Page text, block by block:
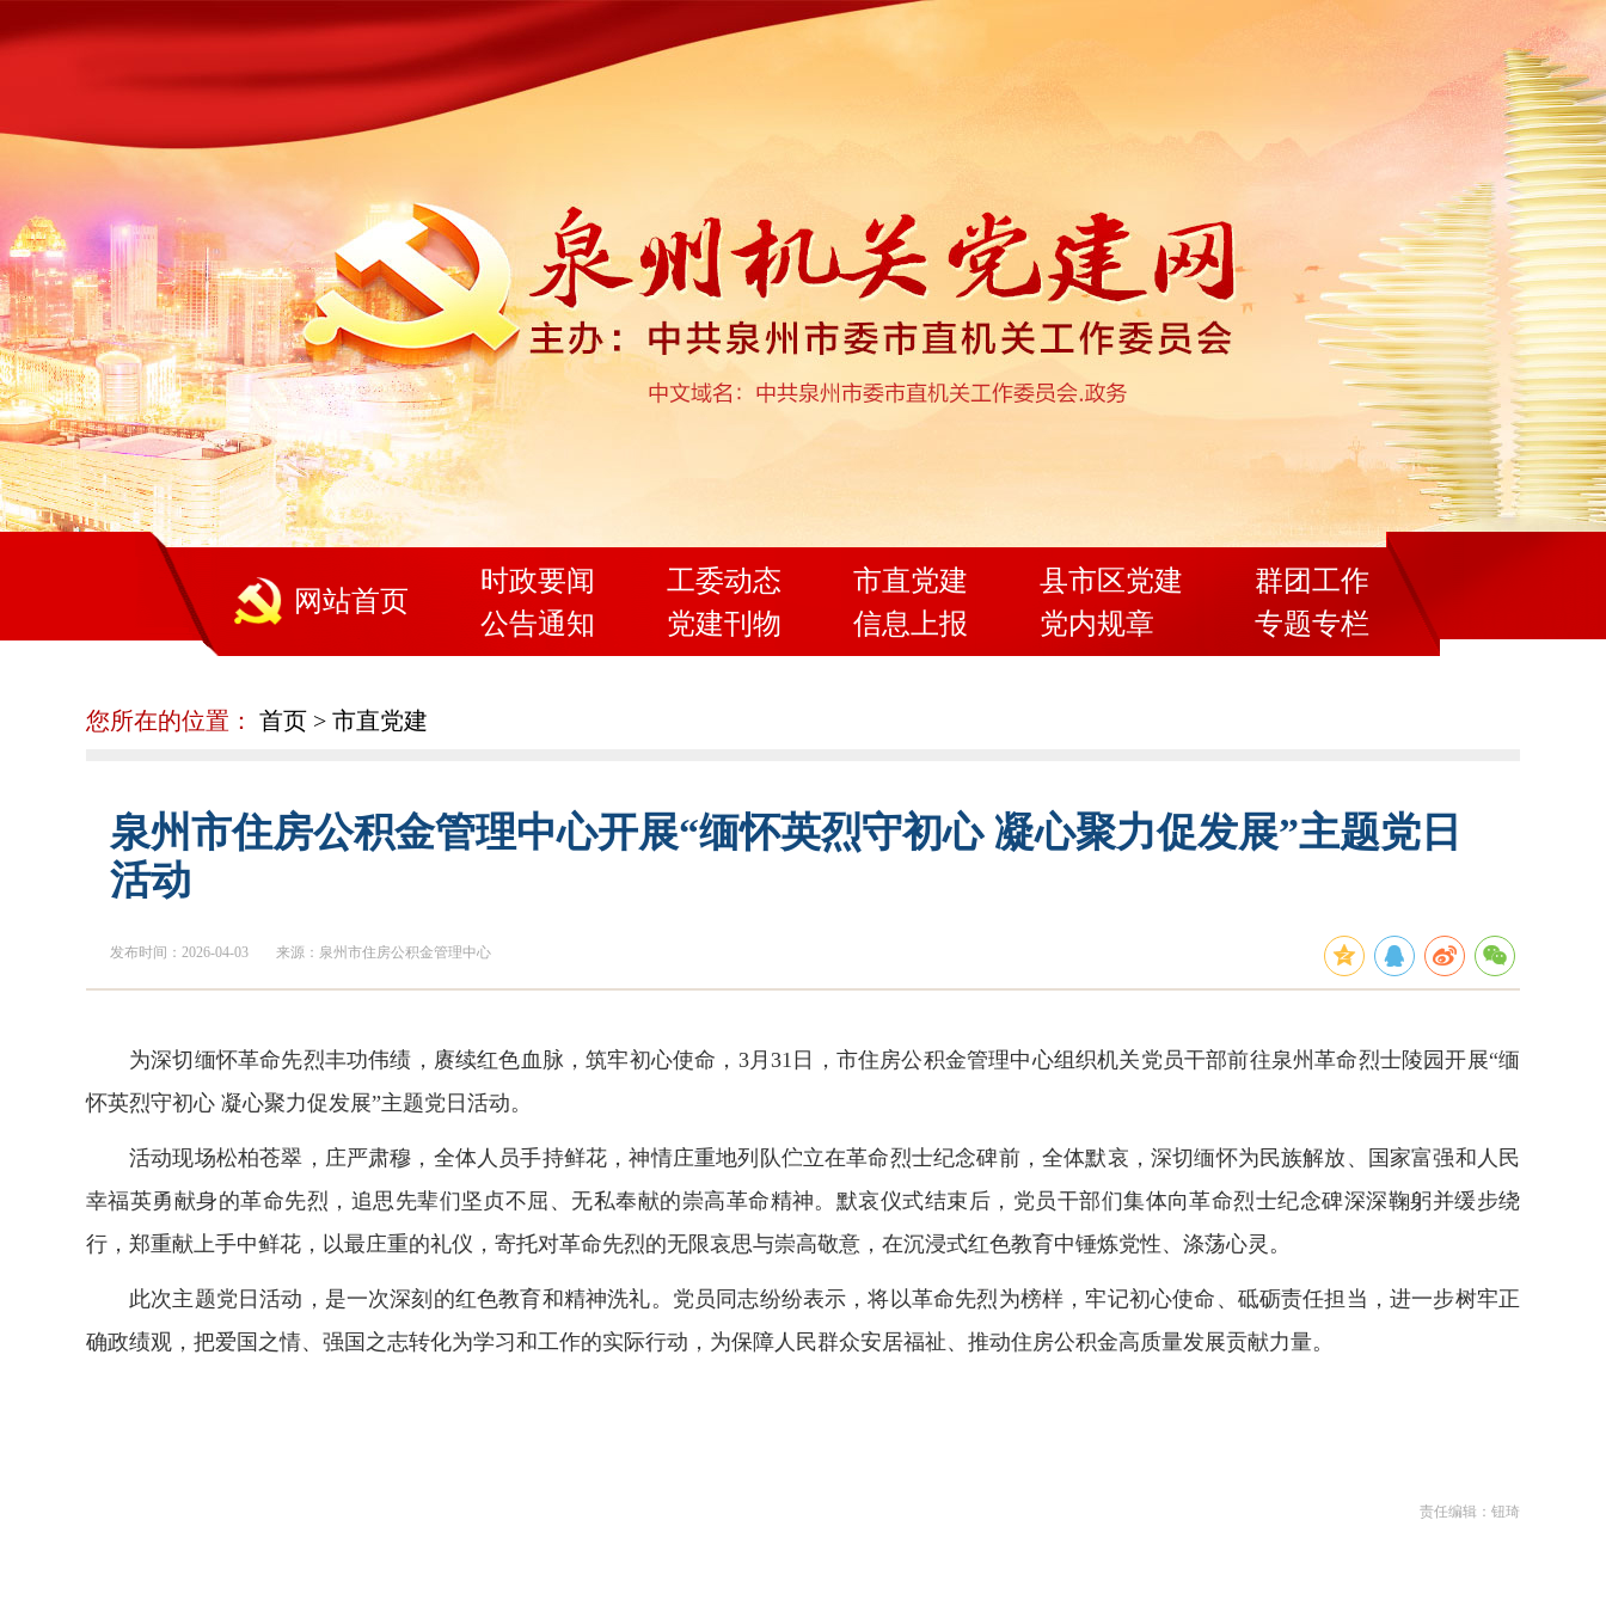
网站首页
时政要闻
公告通知
工委动态
党建刊物
市直党建
信息上报
县市区党建
党内规章
群团工作
专题专栏
您所在的位置： 首页 > 市直党建
泉州市住房公积金管理中心开展“缅怀英烈守初心 凝心聚力促发展”主题党日
活动
发布时间：2026-04-03 来源：泉州市住房公积金管理中心
为深切缅怀革命先烈丰功伟绩，赓续红色血脉，筑牢初心使命，3月31日，市住房公积金管理中心组织机关党员干部前往泉州革命烈士陵园开展“缅
怀英烈守初心 凝心聚力促发展”主题党日活动。
活动现场松柏苍翠，庄严肃穆，全体人员手持鲜花，神情庄重地列队伫立在革命烈士纪念碑前，全体默哀，深切缅怀为民族解放、国家富强和人民
幸福英勇献身的革命先烈，追思先辈们坚贞不屈、无私奉献的崇高革命精神。默哀仪式结束后，党员干部们集体向革命烈士纪念碑深深鞠躬并缓步绕
行，郑重献上手中鲜花，以最庄重的礼仪，寄托对革命先烈的无限哀思与崇高敬意，在沉浸式红色教育中锤炼党性、涤荡心灵。
此次主题党日活动，是一次深刻的红色教育和精神洗礼。党员同志纷纷表示，将以革命先烈为榜样，牢记初心使命、砥砺责任担当，进一步树牢正
确政绩观，把爱国之情、强国之志转化为学习和工作的实际行动，为保障人民群众安居福祉、推动住房公积金高质量发展贡献力量。
责任编辑：钮琦